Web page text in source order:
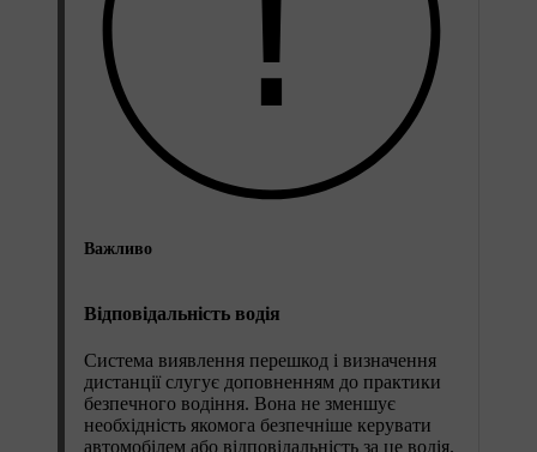
Важливо
Відповідальність водія
Система виявлення перешкод і визначення
дистанції слугує доповненням до практики
безпечного водіння. Вона не зменшує
необхідність якомога безпечніше керувати
автомобілем або відповідальність за це водія.